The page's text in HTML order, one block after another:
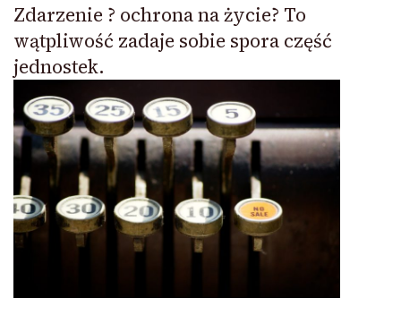
Zdarzenie ? ochrona na życie? To
wątpliwość zadaje sobie spora część
jednostek.